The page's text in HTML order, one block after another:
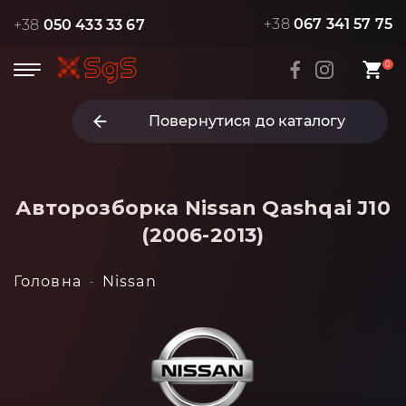
+38 050 433 33 67 +38 067 341 57 75
0
Повернутися до каталогу
Авторозборка Nissan Qashqai J10
(2006-2013)
Головна Nissan